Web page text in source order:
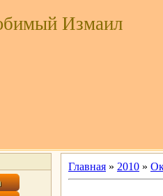
Измаил
Главная » 2010 »